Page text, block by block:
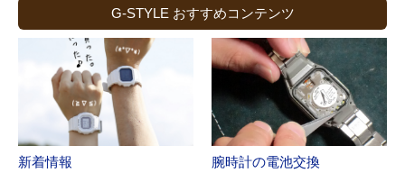
G-STYLE おすすめコンテンツ
新着情報 腕時計の電池交換